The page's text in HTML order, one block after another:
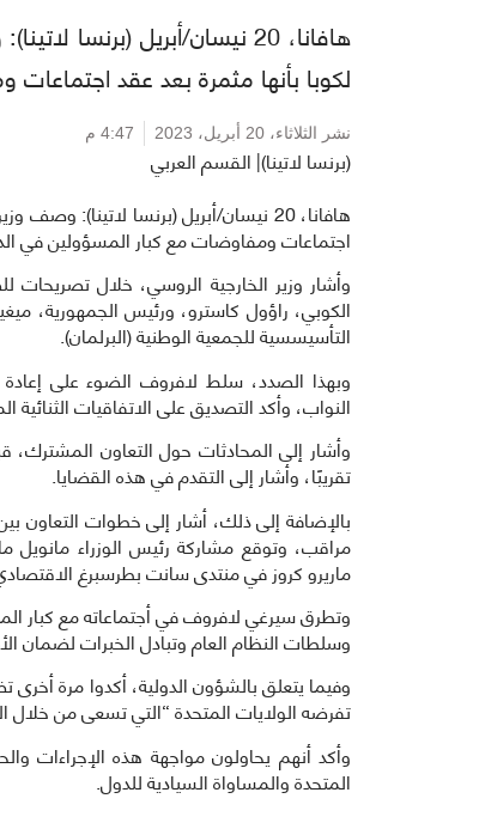
هافانا، 20 نيسان/أبريل
لكوبا بأنها مثمرة بعد عقد
نشر الثلاثاء، 20 أبريل، 2023 4:47 م
(برنسا لاتينا)| القسم العربي
هافانا، 20 نيسان/أبريل (برنسا لاتينا):
اجتماعات ومفاوضات مع كبار المسؤولين في
وأشار وزير الخارجية الروسي، خلال تصريحات
الكوبي، راؤول كاسترو، ورئيس الجمهورية،
التأسيسسية للجمعية الوطنية (البرلمان).
وبهذا الصدد، سلط لافروف الضوء على إعادة
النواب، وأكد التصديق على الاتفاقيات
وأشار إلى المحادثات حول التعاون
تقريبًا، وأشار إلى التقدم في هذه القضايا.
بالإضافة إلى ذلك، أشار إلى خطوات التعاون
مراقب، وتوقع مشاركة رئيس الوزراء مانويل
ماريرو كروز في منتدى سانت بطرسبرغ
وتطرق سيرغي لافروف في أجتماعاته مع كبار
وسلطات النظام العام وتبادل الخبرات لضمان
وفيما يتعلق بالشؤون الدولية، أكدوا مرة
تفرضه الولايات المتحدة “التي تسعى من خلال
وأكد أنهم يحاولون مواجهة هذه الإجراءات
المتحدة والمساواة السيادية للدول.